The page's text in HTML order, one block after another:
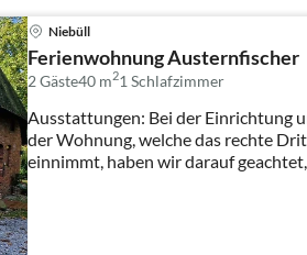
Niebüll
Ferienwohnung Austernfischer
2 Gäste40 m21Schlafzimmer
Ausstattungen: Bei der Einrichtung
der Wohnung, welche das rechte
einnimmt, haben wir darauf